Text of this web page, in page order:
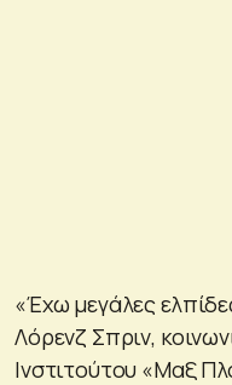
«Έχω μεγάλες
Λόρενζ Σπριν,
Ινστιτούτου «Μαξ